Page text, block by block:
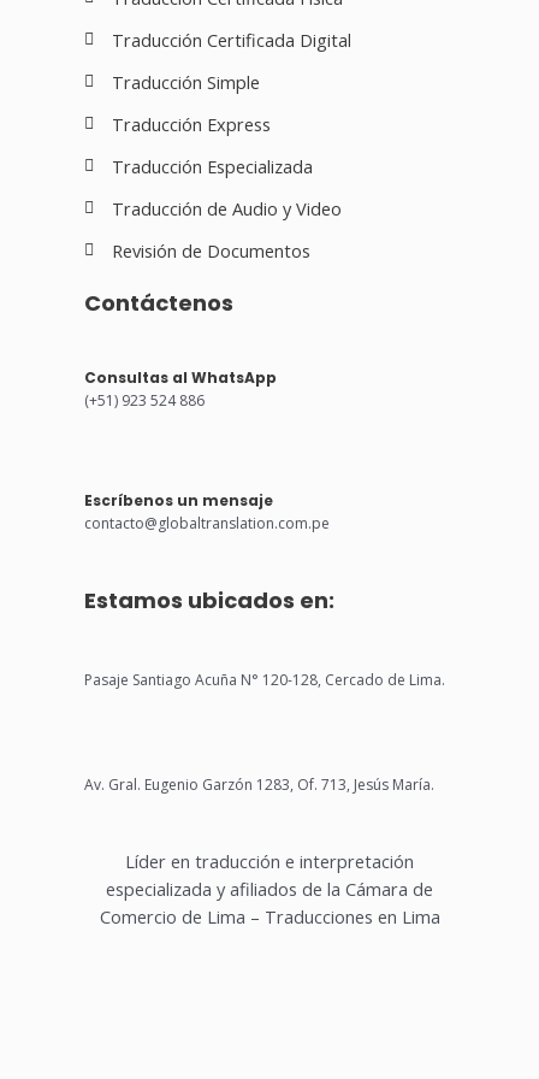
Traducción Certificada Digital
Traducción Simple
Traducción Express
Traducción Especializada
Traducción de Audio y Video
Revisión de Documentos
Contáctenos
Consultas al WhatsApp
(+51) 923 524 886
Escríbenos un mensaje
contacto@globaltranslation.com.pe
Estamos ubicados en:
Pasaje Santiago Acuña N° 120-128, Cercado de Lima.
Av. Gral. Eugenio Garzón 1283, Of. 713, Jesús María.
Líder en traducción e interpretación
especializada y afiliados de la Cámara de
Comercio de Lima – Traducciones en Lima